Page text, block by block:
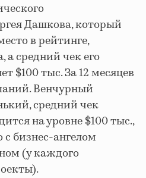
Дашкова, который
в рейтинге,
а средний чек его
$100 тыс. За 12 месяцев
Венчурный
средний чек
на уровне $100 тыс.,
с бизнес-ангелом
(у каждого